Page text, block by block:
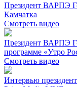
Президент ВАРПЭ
Камчатка
Смотреть видео
Президент ВАРПЭ
программе «Утро
Смотреть видео
Интервью